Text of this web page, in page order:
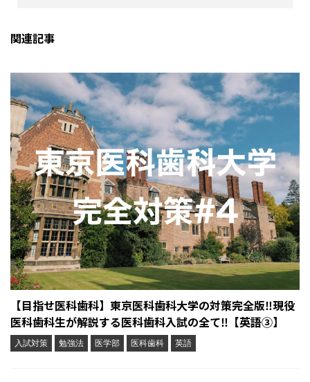
関連記事
【目指せ医科歯科】東京医科歯科大学の対策完全版‼︎現役
医科歯科生が解説する医科歯科入試の全て‼︎【英語③】
入試対策 勉強法 医学部 医科歯科 英語